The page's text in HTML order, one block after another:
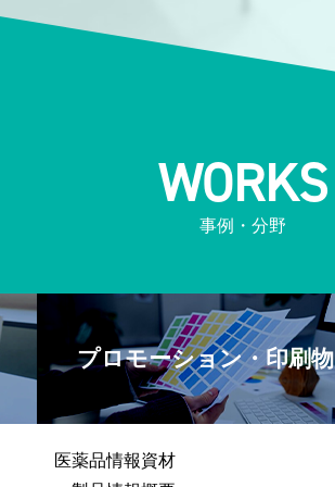
WORKS
事例・分野
プロモーション・印刷物
医薬品情報資材